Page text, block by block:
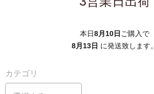
本日8月10日 ご購入で
8月13日 に発送致します。
カテゴリ